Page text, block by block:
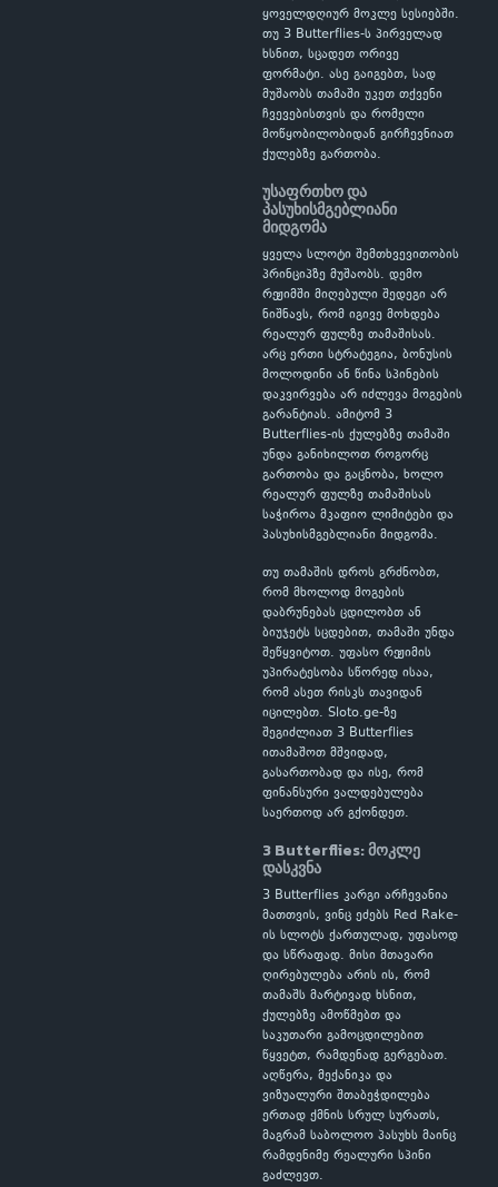
ყოველდღიურ მოკლე სესიებში.
თუ 3 Butterflies-ს პირველად
ხსნით, სცადეთ ორივე
ფორმატი. ასე გაიგებთ, სად
მუშაობს თამაში უკეთ თქვენი
ჩვევებისთვის და რომელი
მოწყობილობიდან გირჩევნიათ
ქულებზე გართობა.
უსაფრთხო და
პასუხისმგებლიანი
მიდგომა
ყველა სლოტი შემთხვევითობის
პრინციპზე მუშაობს. დემო
რეჟიმში მიღებული შედეგი არ
ნიშნავს, რომ იგივე მოხდება
რეალურ ფულზე თამაშისას.
არც ერთი სტრატეგია, ბონუსის
მოლოდინი ან წინა სპინების
დაკვირვება არ იძლევა მოგების
გარანტიას. ამიტომ 3
Butterflies-ის ქულებზე თამაში
უნდა განიხილოთ როგორც
გართობა და გაცნობა, ხოლო
რეალურ ფულზე თამაშისას
საჭიროა მკაფიო ლიმიტები და
პასუხისმგებლიანი მიდგომა.
თუ თამაშის დროს გრძნობთ,
რომ მხოლოდ მოგების
დაბრუნებას ცდილობთ ან
ბიუჯეტს სცდებით, თამაში უნდა
შეწყვიტოთ. უფასო რეჟიმის
უპირატესობა სწორედ ისაა,
რომ ასეთ რისკს თავიდან
იცილებთ. Sloto.ge-ზე
შეგიძლიათ 3 Butterflies
ითამაშოთ მშვიდად,
გასართობად და ისე, რომ
ფინანსური ვალდებულება
საერთოდ არ გქონდეთ.
3 Butterflies: მოკლე
დასკვნა
3 Butterflies კარგი არჩევანია
მათთვის, ვინც ეძებს Red Rake-
ის სლოტს ქართულად, უფასოდ
და სწრაფად. მისი მთავარი
ღირებულება არის ის, რომ
თამაშს მარტივად ხსნით,
ქულებზე ამოწმებთ და
საკუთარი გამოცდილებით
წყვეტთ, რამდენად გერგებათ.
აღწერა, მექანიკა და
ვიზუალური შთაბეჭდილება
ერთად ქმნის სრულ სურათს,
მაგრამ საბოლოო პასუხს მაინც
რამდენიმე რეალური სპინი
გაძლევთ.